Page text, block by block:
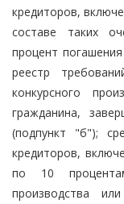
кредиторов,
составе таких
процент
реестр
конкурсного
гражданина,
(подпункт "б");
кредиторов,
по 10
производства